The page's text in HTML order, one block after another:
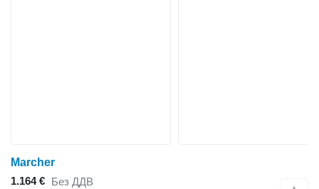
Marcher
1.164 € Без ДДВ